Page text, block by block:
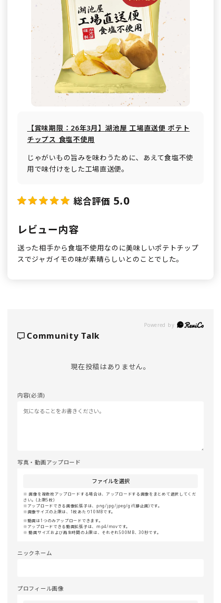
【賞味期限：26年3月】湖池屋 工場直送便 ポテト
チップス 食塩不使用
じゃがいもの旨みを味わうために、あえて食塩不使
用で味付けをした工場直送便。
総合評価 5.0
レビュー内容
送った相手から食塩不使用なのに美味しいポテトチップ
スでジャガイモの味が素晴らしいとのことでした。
Powered by
Community Talk
現在投稿はありません。
内容(必須)
写真・動画アップロード
ファイルを選択
画像を複数枚アップロードする場合は、アップロードする画像をまとめて選択してくだ
さい。(上限5枚)
アップロードできる画像拡張子は、png/jpg/jpeg/gif(静止画)です。
画像サイズの上限は、1枚あたり10MBです。
動画は1つのみアップロードできます。
アップロードできる動画拡張子は、mp4/movです。
動画サイズおよび再生時間の上限は、それぞれ500MB、30秒です。
ニックネーム
プロフィール画像